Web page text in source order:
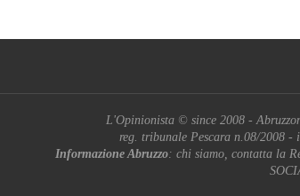
L'Opinionista © since 2008 -
reg. tribunale Pescara n.08/2008 -
Informazione Abruzzo: chi siamo, contatta la